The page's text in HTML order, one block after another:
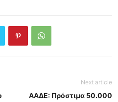
Next article
ΑΑΔΕ: Πρόστιμα 50.000